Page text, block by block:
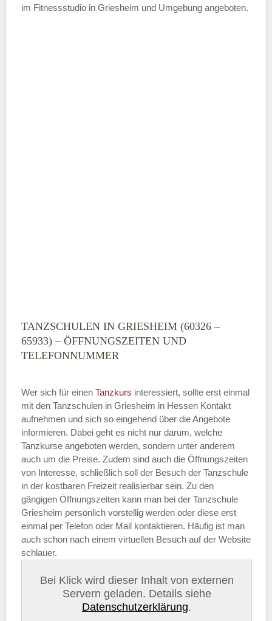
im Fitnessstudio in Griesheim und Umgebung angeboten.
TANZSCHULEN IN GRIESHEIM (60326 –
65933) – ÖFFNUNGSZEITEN UND
TELEFONNUMMER
Wer sich für einen Tanzkurs interessiert, sollte erst einmal
mit den Tanzschulen in Griesheim in Hessen Kontakt
aufnehmen und sich so eingehend über die Angebote
informieren. Dabei geht es nicht nur darum, welche
Tanzkurse angeboten werden, sondern unter anderem
auch um die Preise. Zudem sind auch die Öffnungszeiten
von Interesse, schließlich soll der Besuch der Tanzschule
in der kostbaren Freizeit realisierbar sein. Zu den
gängigen Öffnungszeiten kann man bei der Tanzschule
Griesheim persönlich vorstellig werden oder diese erst
einmal per Telefon oder Mail kontaktieren. Häufig ist man
auch schon nach einem virtuellen Besuch auf der Website
schlauer.
Bei Klick wird dieser Inhalt von externen
Servern geladen. Details siehe
Datenschutzerklärung.